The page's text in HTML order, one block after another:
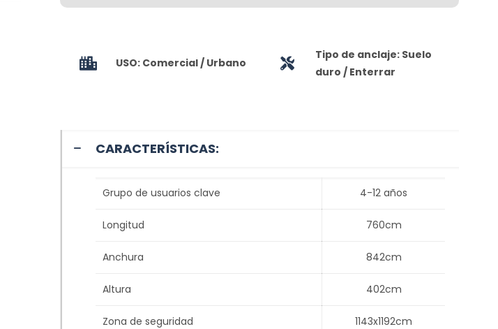
USO: Comercial / Urbano
Tipo de anclaje: Suelo
duro / Enterrar
CARACTERÍSTICAS:
Grupo de usuarios clave 4-12 años
Longitud 760cm
Anchura 842cm
Altura 402cm
Zona de seguridad 1143x1192cm